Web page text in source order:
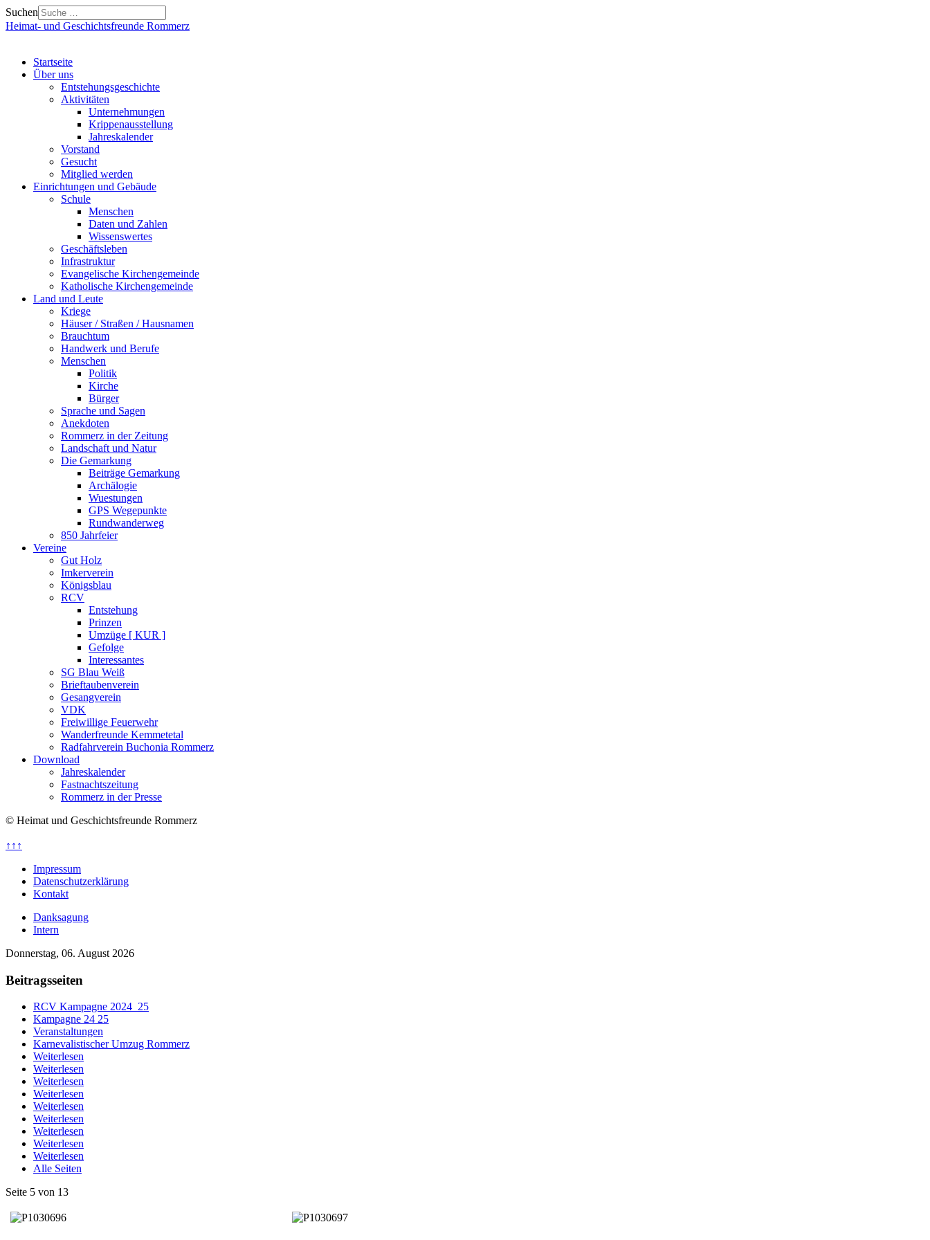
Suchen
Heimat- und Geschichtsfreunde Rommerz
Startseite
Über uns
Entstehungsgeschichte
Aktivitäten
Unternehmungen
Krippenausstellung
Jahreskalender
Vorstand
Gesucht
Mitglied werden
Einrichtungen und Gebäude
Schule
Menschen
Daten und Zahlen
Wissenswertes
Geschäftsleben
Infrastruktur
Evangelische Kirchengemeinde
Katholische Kirchengemeinde
Land und Leute
Kriege
Häuser / Straßen / Hausnamen
Brauchtum
Handwerk und Berufe
Menschen
Politik
Kirche
Bürger
Sprache und Sagen
Anekdoten
Rommerz in der Zeitung
Landschaft und Natur
Die Gemarkung
Beiträge Gemarkung
Archälogie
Wuestungen
GPS Wegepunkte
Rundwanderweg
850 Jahrfeier
Vereine
Gut Holz
Imkerverein
Königsblau
RCV
Entstehung
Prinzen
Umzüge [ KUR ]
Gefolge
Interessantes
SG Blau Weiß
Brieftaubenverein
Gesangverein
VDK
Freiwillige Feuerwehr
Wanderfreunde Kemmetetal
Radfahrverein Buchonia Rommerz
Download
Jahreskalender
Fastnachtszeitung
Rommerz in der Presse
© Heimat und Geschichtsfreunde Rommerz
↑↑↑
Impressum
Datenschutzerklärung
Kontakt
Danksagung
Intern
Donnerstag, 06. August 2026
Beitragsseiten
RCV Kampagne 2024_25
Kampagne 24 25
Veranstaltungen
Karnevalistischer Umzug Rommerz
Weiterlesen
Weiterlesen
Weiterlesen
Weiterlesen
Weiterlesen
Weiterlesen
Weiterlesen
Weiterlesen
Weiterlesen
Alle Seiten
Seite 5 von 13